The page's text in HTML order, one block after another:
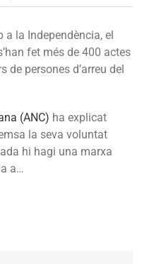
la
Diada
és
a la Independència, el
fet més de 400 actes
de persones d’arreu del
(ANC) ha explicat
la seva voluntat
hi hagi una marxa
a…